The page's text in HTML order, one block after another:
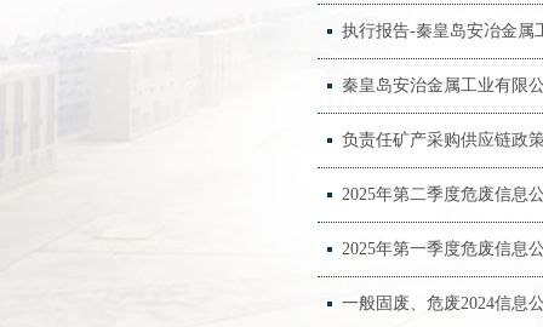
执行报告-秦皇岛安冶金属
秦皇岛安治金属工业有限
负责任矿产采购供应链政
2025年第二季度危废信息
2025年第一季度危废信息
一般固废、危废2024信息